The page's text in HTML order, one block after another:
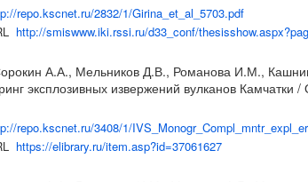
repo.kscnet.ru/2832/1/Girina_et_al_5703.pdf
http://smiswww.iki.rssi.ru/d33_conf/
А.А., Мельников Д.В., Романова И.М.,
эксплозивных извержений вулканов
repo.kscnet.ru/3408/1/
https://elibrary.ru/item.asp?id=37061627